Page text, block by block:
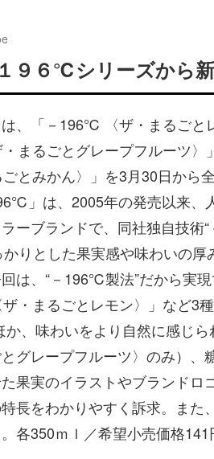
９６℃シリーズから
、「－196℃ 〈ザ・まるごと
まるごとグレープフルーツ〉」
とみかん〉」を3月30日から
」は、2005年の発売以来、
ーブランドで、同社独自技術“
りとした果実感や味わいの厚
は、“－196℃製法”だから実
・まるごとレモン〉」など3
か、味わいをより自然に感じ
グレープフルーツ〉のみ）
果実のイラストやブランド
長をわかりやすく訴求。ま
各350ｍｌ／希望小売価格